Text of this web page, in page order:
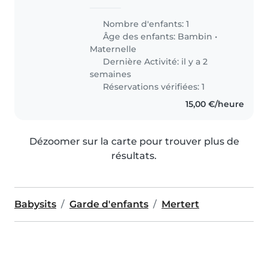
Nombre d'enfants: 1
Âge des enfants: Bambin •
Maternelle
Dernière Activité: il y a 2
semaines
Réservations vérifiées: 1
15,00 €/heure
Dézoomer sur la carte pour trouver plus de
résultats.
Babysits Garde d'enfants Mertert